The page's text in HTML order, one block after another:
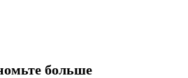
больше